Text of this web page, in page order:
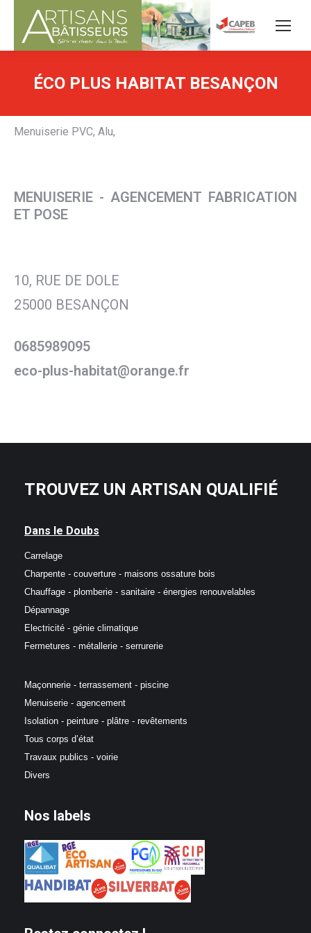
ÉCO PLUS HABITAT BESANÇON
Menuiserie PVC, Alu,
MENUISERIE - AGENCEMENT FABRICATION
ET POSE
10, RUE DE DOLE
25000 BESANÇON
0685989095
eco-plus-habitat@orange.fr
TROUVEZ UN ARTISAN QUALIFIÉ
Dans le Doubs
Carrelage
Charpente - couverture - maisons ossature bois
Chauffage - plomberie - sanitaire - énergies renouvelables
Dépannage
Electricité - génie climatique
Fermetures - métallerie - serrurerie
Maçonnerie - terrassement - piscine
Menuiserie - agencement
Isolation - peinture - plâtre - revêtements
Tous corps d’état
Travaux publics - voirie
Divers
Nos labels